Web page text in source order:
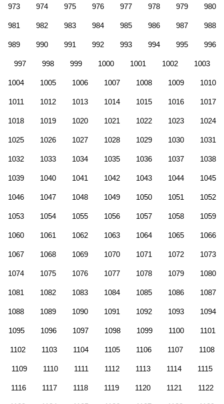
973 974 975 976 977 978 979 980
981 982 983 984 985 986 987 988
989 990 991 992 993 994 995 996
997 998 999 1000 1001 1002 1003
1004 1005 1006 1007 1008 1009 1010
1011 1012 1013 1014 1015 1016 1017
1018 1019 1020 1021 1022 1023 1024
1025 1026 1027 1028 1029 1030 1031
1032 1033 1034 1035 1036 1037 1038
1039 1040 1041 1042 1043 1044 1045
1046 1047 1048 1049 1050 1051 1052
1053 1054 1055 1056 1057 1058 1059
1060 1061 1062 1063 1064 1065 1066
1067 1068 1069 1070 1071 1072 1073
1074 1075 1076 1077 1078 1079 1080
1081 1082 1083 1084 1085 1086 1087
1088 1089 1090 1091 1092 1093 1094
1095 1096 1097 1098 1099 1100 1101
1102 1103 1104 1105 1106 1107 1108
1109 1110 1111 1112 1113 1114 1115
1116 1117 1118 1119 1120 1121 1122